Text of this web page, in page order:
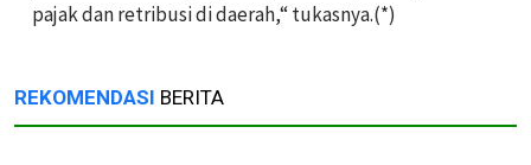
pajak dan retribusi di daerah,“ tukasnya.(*)
REKOMENDASI BERITA